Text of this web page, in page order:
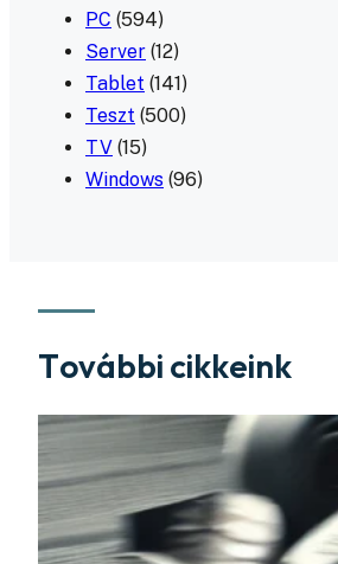
PC (594)
Server (12)
Tablet (141)
Teszt (500)
TV (15)
Windows (96)
További cikkeink